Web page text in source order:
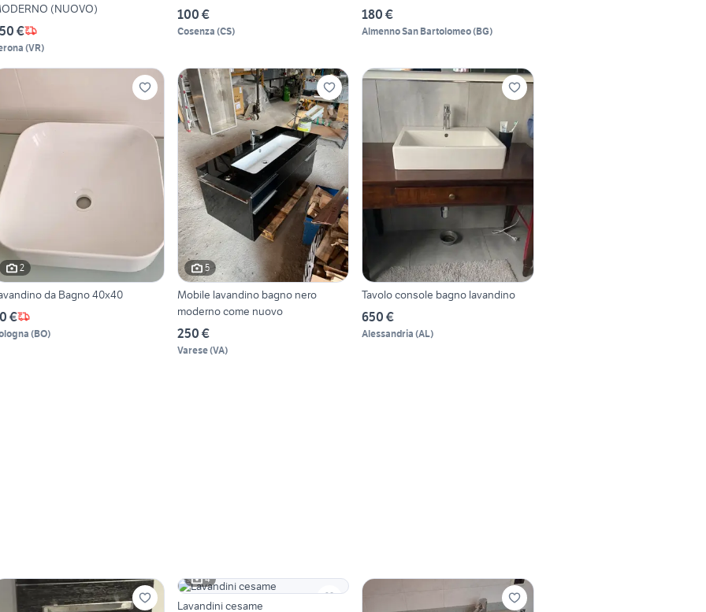
(NUOVO)
€
(VR)
100 €
Cosenza (CS)
180 €
Almenno San Bartolomeo(BG)
2
da Bagno 40x40
€
(BO)
5
Mobile lavandino bagno nero
moderno come nuovo
250 €
Varese(VA)
Tavolo console bagno lavandino
650 €
Alessandria (AL)
4
Lavandini cesame